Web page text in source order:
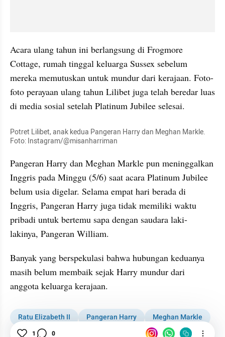
Acara ulang tahun ini berlangsung di Frogmore
Cottage, rumah tinggal keluarga Sussex sebelum
mereka memutuskan untuk mundur dari kerajaan. Foto-
foto perayaan ulang tahun Lilibet juga telah beredar luas
di media sosial setelah Platinum Jubilee selesai.
Potret Lilibet, anak kedua Pangeran Harry dan Meghan Markle.
Foto: Instagram/@misanharriman
Pangeran Harry dan Meghan Markle pun meninggalkan
Inggris pada Minggu (5/6) saat acara Platinum Jubilee
belum usia digelar. Selama empat hari berada di
Inggris, Pangeran Harry juga tidak memiliki waktu
pribadi untuk bertemu sapa dengan saudara laki-
lakinya, Pangeran William.
Banyak yang berspekulasi bahwa hubungan keduanya
masih belum membaik sejak Harry mundur dari
anggota keluarga kerajaan.
Ratu Elizabeth II Pangeran Harry
Meghan Markle
Kerajaan Inggris
Platinum Jubilee Ratu Elizabeth II
1 0